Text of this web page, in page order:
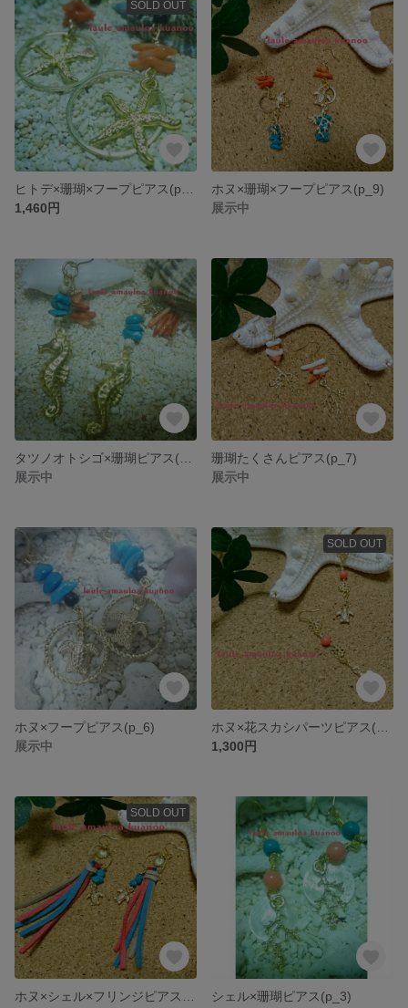
SOLD OUT
1,460円
ホヌ×珊瑚×フープピアス(p_9)
展示中
展示中
珊瑚たくさんピアス(p_7)
展示中
ホヌ×フープピアス(p_6)
展示中
SOLD OUT
1,300円
SOLD OUT
シェル×珊瑚ピアス(p_3)